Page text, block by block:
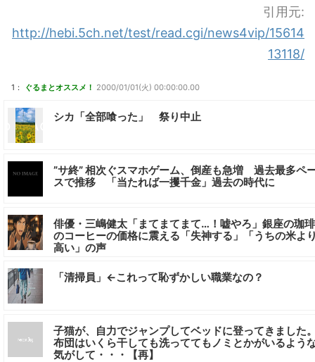
引用元:
http://hebi.5ch.net/test/read.cgi/news4vip/15614
13118/
1： ぐるまとオススメ！ 2000/01/01(火) 00:00:00.00
シカ「全部喰った」 祭り中止
”サ終” 相次ぐスマホゲーム、倒産も急増 過去最多ペ
スで推移 「当たれば一攫千金」過去の時代に
俳優・三嶋健太「まてまてまて…！嘘やろ」銀座の珈
のコーヒーの価格に震える「失神する」「うちの米よ
高い」の声
「清掃員」←これって恥ずかしい職業なの？
子猫が、自力でジャンプしてベッドに登ってきました
布団はいくら干しても洗っててもノミとかがいるよう
気がして・・・【再】